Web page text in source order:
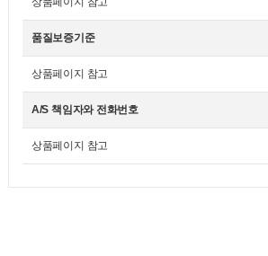
품질보증기준
상품페이지 참고
A/S 책임자와 전화번호
상품페이지 참고